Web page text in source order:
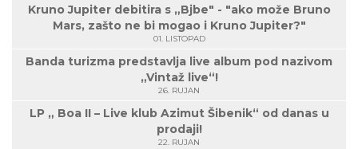
Kruno Jupiter debitira s „Bjbe" - "ako može Bruno
Mars, zašto ne bi mogao i Kruno Jupiter?"
01. LISTOPAD
Banda turizma predstavlja live album pod nazivom
„Vintaž live“!
26. RUJAN
LP „ Boa II – Live klub Azimut Šibenik“ od danas u
prodaji!
22. RUJAN